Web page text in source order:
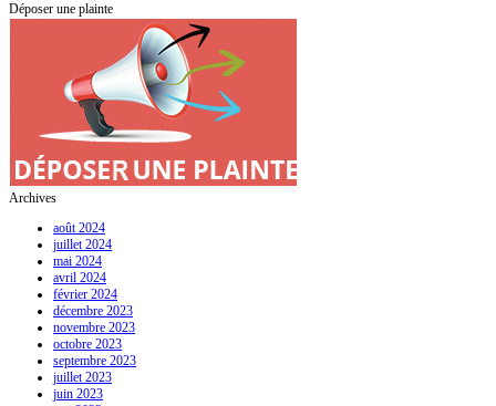
Déposer une plainte
Archives
août 2024
juillet 2024
mai 2024
avril 2024
février 2024
décembre 2023
novembre 2023
octobre 2023
septembre 2023
juillet 2023
juin 2023